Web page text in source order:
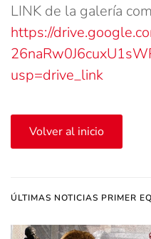
LINK de la galería
https://
usp=drive_link
Volver al inicio
ÚLTIMAS NOTICIAS PRIMER